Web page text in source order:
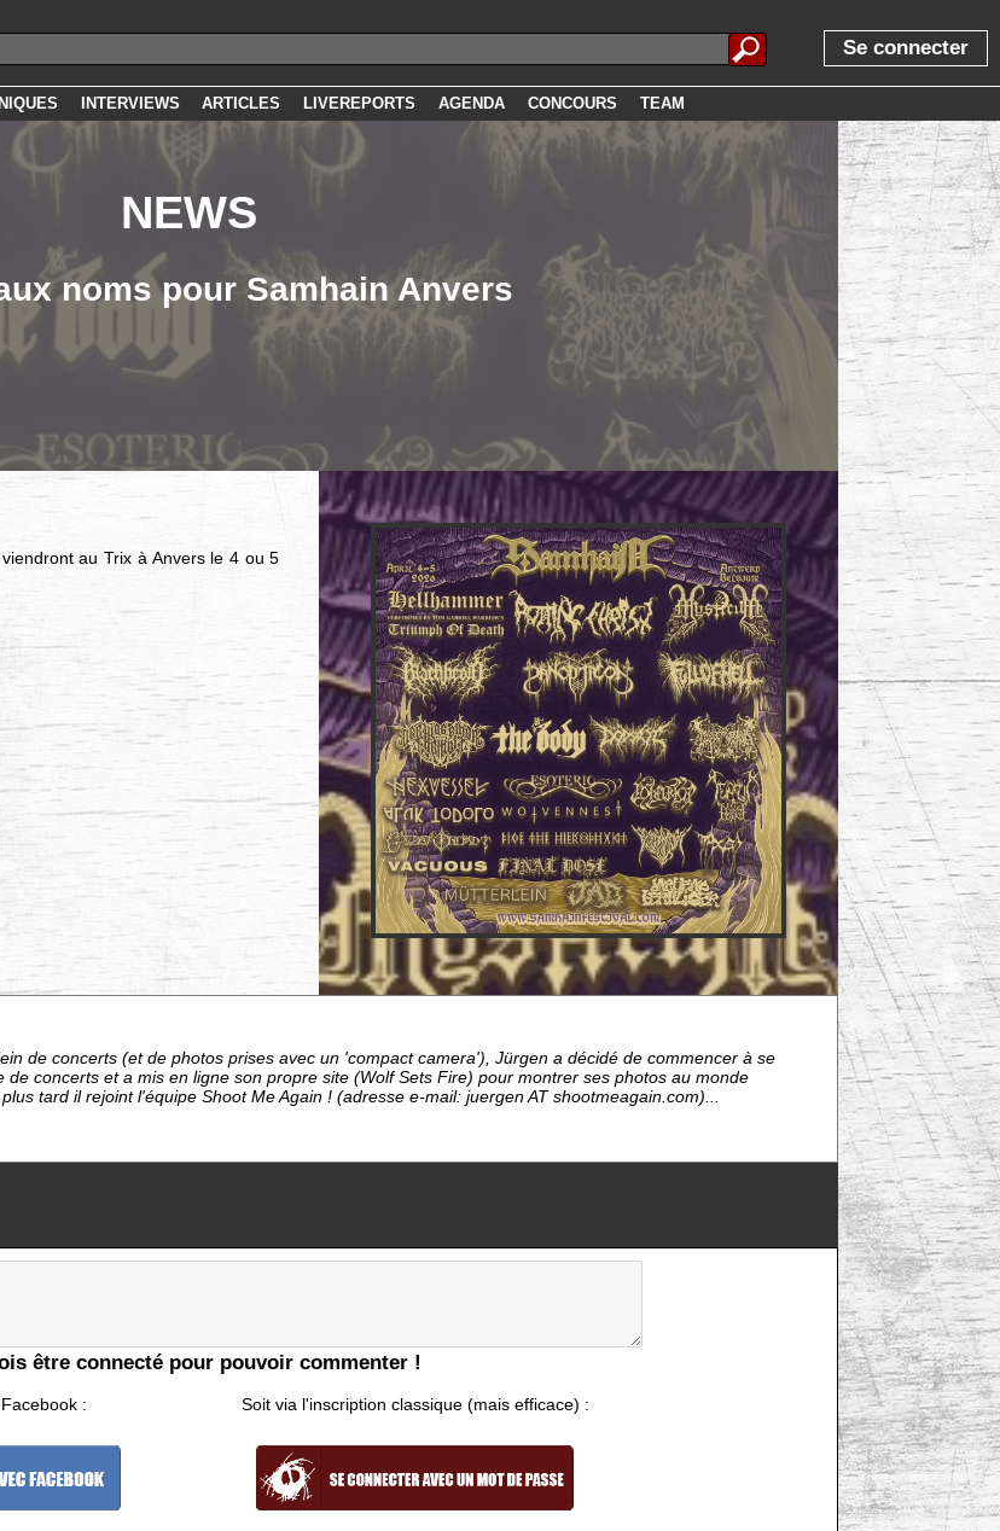
Se connecter
INTERVIEWS ARTICLES LIVEREPORTS AGENDA CONCOURS TEAM
NEWS
noms pour Samhain Anvers
au Trix à Anvers le 4 ou 5
de concerts (et de photos prises avec un 'compact camera'), Jürgen a décidé de commencer à se
de concerts et a mis en ligne son propre site (Wolf Sets Fire) pour montrer ses photos au monde
tard il rejoint l'équipe Shoot Me Again ! (adresse e-mail: juergen AT shootmeagain.com)...
être connecté pour pouvoir commenter !
: Soit via l'inscription classique (mais efficace) :